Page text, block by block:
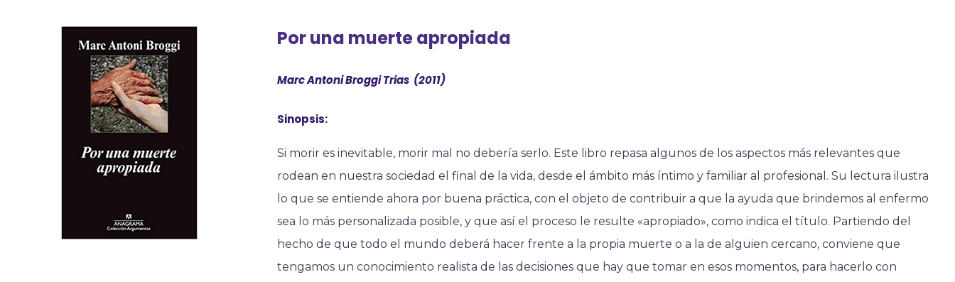
Por una muerte apropiada
Marc Antoni Broggi Trias (2011)
Sinopsis:
Si morir es inevitable, morir mal no debería serlo. Este libro repasa algunos de los aspectos más relevantes que
rodean en nuestra sociedad el final de la vida, desde el ámbito más íntimo y familiar al profesional. Su lectura ilustra
lo que se entiende ahora por buena práctica, con el objeto de contribuir a que la ayuda que brindemos al enfermo
sea lo más personalizada posible, y que así el proceso le resulte «apropiado», como indica el título. Partiendo del
hecho de que todo el mundo deberá hacer frente a la propia muerte o a la de alguien cercano, conviene que
tengamos un conocimiento realista de las decisiones que hay que tomar en esos momentos, para hacerlo con